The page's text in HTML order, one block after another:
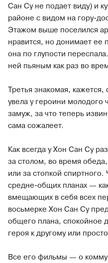
Сан Су не подает виду) и
районе с видом на гору-
Этажом выше поселился
нравится, но донимает ее
она по глупости
ней пьяным как раз во
Третья знакомая,
увела у героини молодого
замуж, за что теперь
сама сожалеет.
Как всегда у Хон Сан Су
за столом, во время
или за стопкой
средне-общих планах —
вмещающих в себя всех
восьмерке Хон Сан Су
общего плана, спокойное
героя к другому или
Все его фильмы — о